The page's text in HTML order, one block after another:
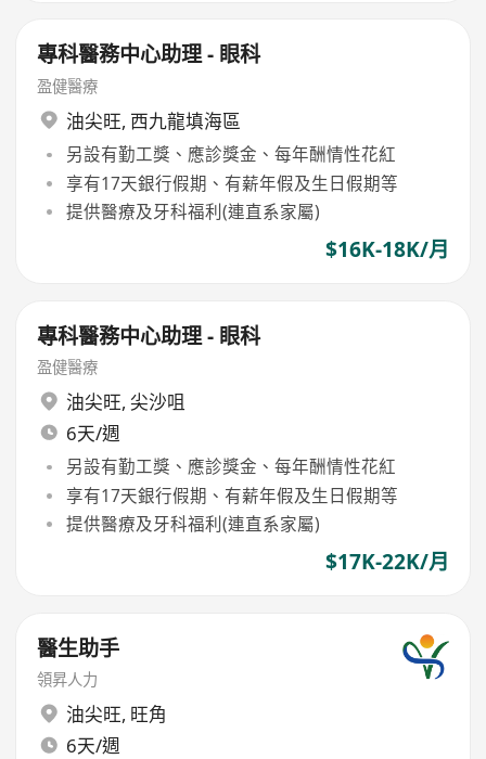
專科醫務中心助理 - 眼科
盈健醫療
油尖旺, 西九龍填海區
另設有勤工獎、應診獎金、每年酬情性花紅
享有17天銀行假期、有薪年假及生日假期等
提供醫療及牙科福利(連直系家屬)
$16K-18K/月
專科醫務中心助理 - 眼科
盈健醫療
油尖旺, 尖沙咀
6天/週
另設有勤工獎、應診獎金、每年酬情性花紅
享有17天銀行假期、有薪年假及生日假期等
提供醫療及牙科福利(連直系家屬)
$17K-22K/月
醫生助手
領昇人力
油尖旺, 旺角
6天/週